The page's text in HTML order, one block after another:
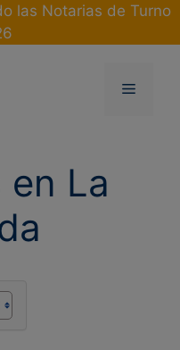
las Notarias de Turno
Menu
La